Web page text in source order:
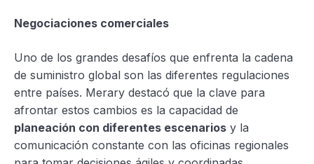
Negociaciones comerciales
Uno de los grandes desafíos que enfrenta la cadena
de suministro global son las diferentes regulaciones
entre países. Merary destacó que la clave para
afrontar estos cambios es la capacidad de
planeación con diferentes escenarios y la
comunicación constante con las oficinas regionales